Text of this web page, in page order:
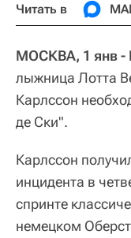
Читать в
МОСКВА, 1 янв -
лыжница Лотта
Карлссон
де Ски".
Карлссон
инцидента в
спринте
немецком